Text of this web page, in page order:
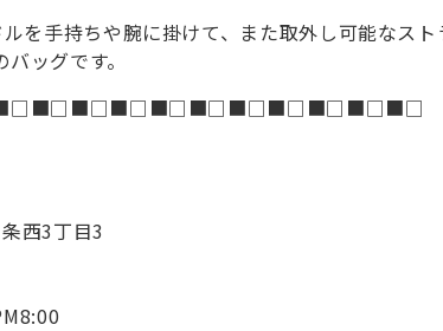
を手持ちや腕に掛けて、また取外し可能なス
ッグです。
西3丁目3